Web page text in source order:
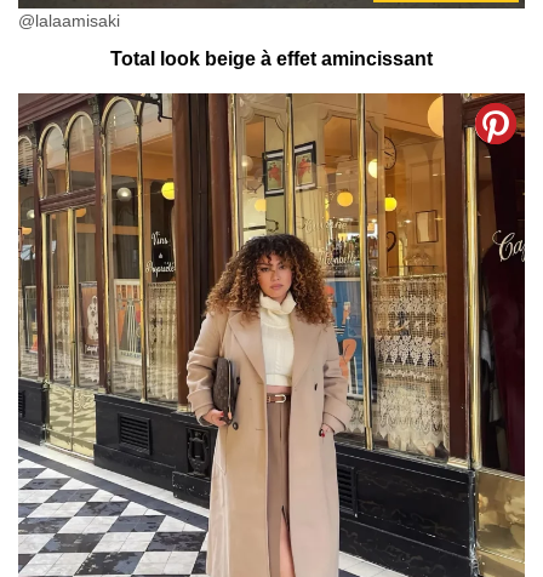
@lalaamisaki
Total look beige à effet amincissant